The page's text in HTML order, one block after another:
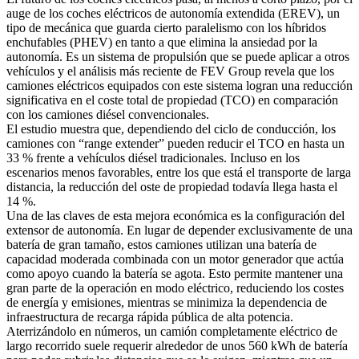
auge de los coches eléctricos de autonomía extendida (EREV), un
tipo de mecánica que guarda cierto paralelismo con los híbridos
enchufables (PHEV) en tanto a que elimina la ansiedad por la
autonomía. Es un sistema de propulsión que se puede aplicar a otros
vehículos y el análisis más reciente de FEV Group revela que los
camiones eléctricos equipados con este sistema logran una reducción
significativa en el coste total de propiedad (TCO) en comparación
con los camiones diésel convencionales.
El estudio muestra que, dependiendo del ciclo de conducción, los
camiones con “range extender” pueden reducir el TCO en hasta un
33 % frente a vehículos diésel tradicionales. Incluso en los
escenarios menos favorables, entre los que está el transporte de larga
distancia, la reducción del oste de propiedad todavía llega hasta el
14 %.
Una de las claves de esta mejora económica es la configuración del
extensor de autonomía. En lugar de depender exclusivamente de una
batería de gran tamaño, estos camiones utilizan una batería de
capacidad moderada combinada con un motor generador que actúa
como apoyo cuando la batería se agota. Esto permite mantener una
gran parte de la operación en modo eléctrico, reduciendo los costes
de energía y emisiones, mientras se minimiza la dependencia de
infraestructura de recarga rápida pública de alta potencia.
Aterrizándolo en números, un camión completamente eléctrico de
largo recorrido suele requerir alrededor de unos 560 kWh de batería